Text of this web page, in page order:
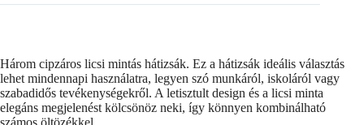
Három cipzáros licsi mintás hátizsák. Ez a hátizsák ideális választás
lehet mindennapi használatra, legyen szó munkáról, iskoláról vagy
szabadidős tevékenységekről. A letisztult design és a licsi minta
elegáns megjelenést kölcsönöz neki, így könnyen kombinálható
számos öltözékkel.